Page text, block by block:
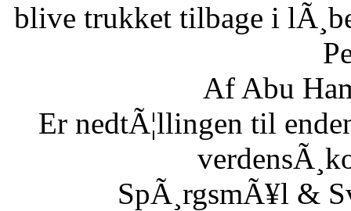
blive trukket tilbage i
Af Abu
Er nedtÃ¦llingen til
SpÃ¸rgsmÃ¥l &